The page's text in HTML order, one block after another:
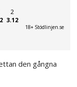
2
3.12
18+ Stödlinjen.se
den gångna